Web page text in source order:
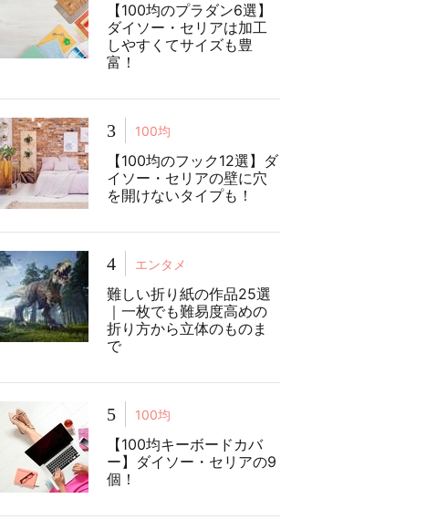
【100均のプラダン6選】
ダイソー・セリアは加工
しやすくてサイズも豊
富！
3 100均
【100均のフック12選】ダ
イソー・セリアの壁に穴
を開けないタイプも！
4 エンタメ
難しい折り紙の作品25選
｜一枚でも難易度高めの
折り方から立体のものま
で
5 100均
【100均キーボードカバ
ー】ダイソー・セリアの9
個！